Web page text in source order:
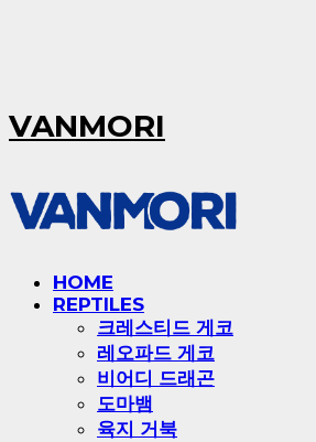
VANMORI
HOME
REPTILES
크레스티드 게코
레오파드 게코
비어디 드래곤
도마뱀
육지 거북